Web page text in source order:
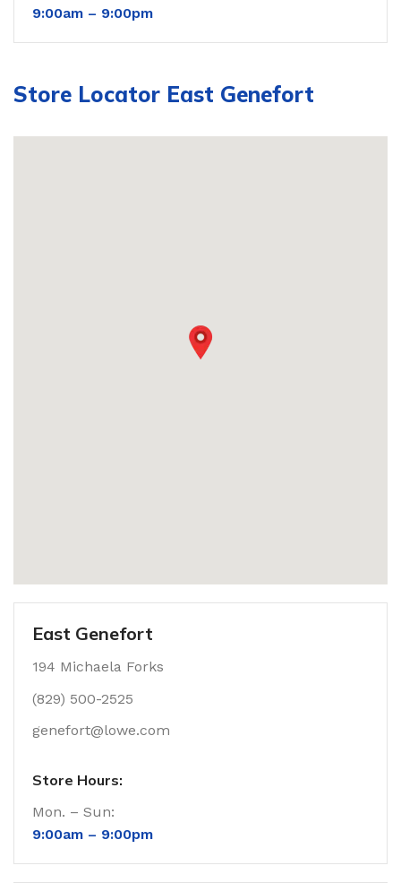
9:00am – 9:00pm
Store Locator East Genefort
East Genefort
194 Michaela Forks
(829) 500-2525
genefort@lowe.com
Store Hours:
Mon. – Sun:
9:00am – 9:00pm